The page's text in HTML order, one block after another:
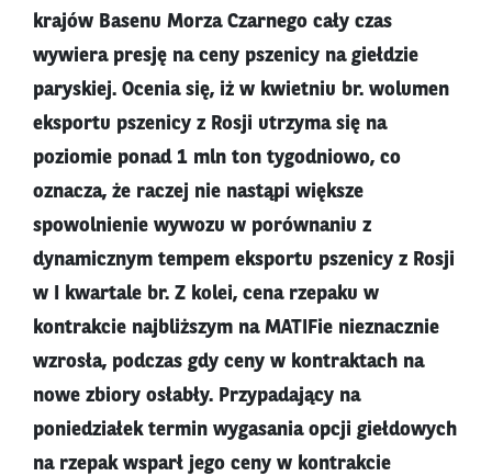
krajów Basenu Morza Czarnego cały czas
wywiera presję na ceny pszenicy na giełdzie
paryskiej. Ocenia się, iż w kwietniu br. wolumen
eksportu pszenicy z Rosji utrzyma się na
poziomie ponad 1 mln ton tygodniowo, co
oznacza, że raczej nie nastąpi większe
spowolnienie wywozu w porównaniu z
dynamicznym tempem eksportu pszenicy z Rosji
w I kwartale br. Z kolei, cena rzepaku w
kontrakcie najbliższym na MATIFie nieznacznie
wzrosła, podczas gdy ceny w kontraktach na
nowe zbiory osłabły. Przypadający na
poniedziałek termin wygasania opcji giełdowych
na rzepak wsparł jego ceny w kontrakcie